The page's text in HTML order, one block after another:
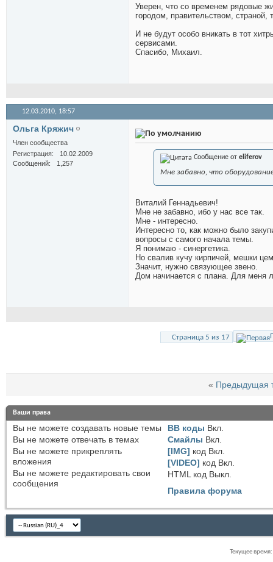
Уверен, что со временем рядовые
городом, правительством,
И не будут особо вникать в тот
сервисами.
Спасибо, Михаил.
12.03.2010, 18:57
Ольга Кряжич
Член сообщества
Регистрация
10.02.2009
Сообщений
1,257
Сообщение от eliferov
Мне забавно, что
Виталий Геннадьевич!
Мне не забавно, ибо у нас все так.
Мне - интересно.
Интересно то, как можно было
вопросы с самого начала темы.
Я понимаю - синергетика.
Но свалив кучу кирпичей, мешки
Значит, нужно связующее звено.
Дом начинается с плана. Для меня
Страница 5 из 17
« Предыдущая
Ваши права
Вы не можете создавать новые темы
Вы не можете отвечать в темах
Вы не можете прикреплять
вложения
Вы не можете редактировать свои
сообщения
BB коды Вкл.
Смайлы Вкл.
[IMG] код Вкл.
[VIDEO] код Вкл.
HTML код Выкл.
Правила форума
Текущее время: